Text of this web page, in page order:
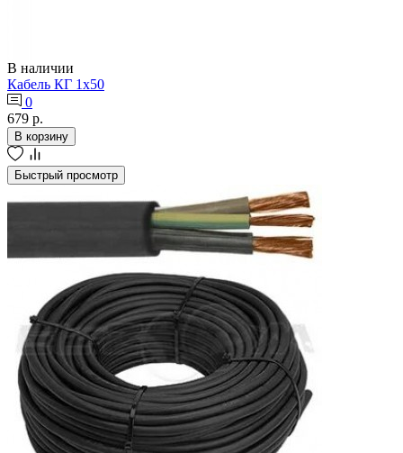
В наличии
Кабель КГ 1х50
0
679 р.
В корзину
Быстрый просмотр